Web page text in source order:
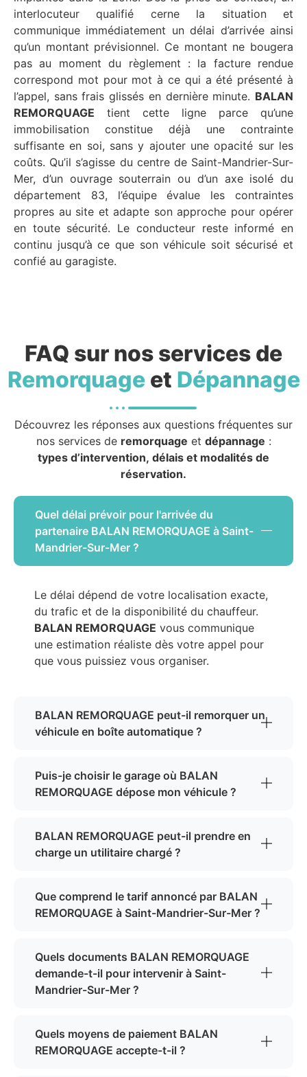
interlocuteur qualifié cerne la situation et
communique immédiatement un délai d’arrivée ainsi
qu’un montant prévisionnel. Ce montant ne bougera
pas au moment du règlement : la facture rendue
correspond mot pour mot à ce qui a été présenté à
l’appel, sans frais glissés en dernière minute. BALAN
REMORQUAGE tient cette ligne parce qu’une
immobilisation constitue déjà une contrainte
suffisante en soi, sans y ajouter une opacité sur les
coûts. Qu’il s’agisse du centre de Saint-Mandrier-Sur-
Mer, d’un ouvrage souterrain ou d’un axe isolé du
département 83, l’équipe évalue les contraintes
propres au site et adapte son approche pour opérer
en toute sécurité. Le conducteur reste informé en
continu jusqu’à ce que son véhicule soit sécurisé et
confié au garagiste.
FAQ sur nos services de
Remorquageet Dépannage
Découvrez les réponses aux questions fréquentes sur
nos services de remorquage et dépannage :
types d’intervention, délais et modalités de
réservation.
Quel délai prévoir pour l'arrivée du
partenaire BALAN REMORQUAGE à Saint-
Mandrier-Sur-Mer ?
Le délai dépend de votre localisation exacte,
du trafic et de la disponibilité du chauffeur.
BALAN REMORQUAGE vous communique
une estimation réaliste dès votre appel pour
que vous puissiez vous organiser.
BALAN REMORQUAGE peut-il remorquer un
véhicule en boîte automatique ?
Puis-je choisir le garage où BALAN
REMORQUAGE dépose mon véhicule ?
BALAN REMORQUAGE peut-il prendre en
charge un utilitaire chargé ?
Que comprend le tarif annoncé par BALAN
REMORQUAGE à Saint-Mandrier-Sur-Mer ?
Quels documents BALAN REMORQUAGE
demande-t-il pour intervenir à Saint-
Mandrier-Sur-Mer ?
Quels moyens de paiement BALAN
REMORQUAGE accepte-t-il ?